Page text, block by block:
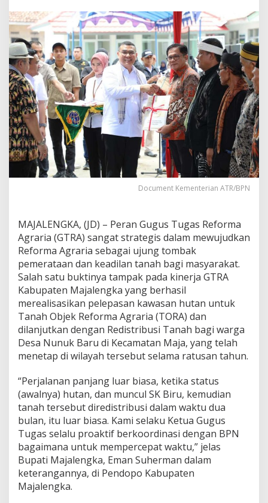
i
G
T
R
A
d
i
M
a
j
a
l
e
n
g
k
s
i
l
a
n
1
.
6
1
B
i
a
g
T
a
n
a
h
B
e
Document Kementerian ATR/BPN
MAJALENGKA, (JD) – Peran Gugus Tugas Reforma
Agraria (GTRA) sangat strategis dalam mewujudkan
Reforma Agraria sebagai ujung tombak
pemerataan dan keadilan tanah bagi masyarakat.
Salah satu buktinya tampak pada kinerja GTRA
Kabupaten Majalengka yang berhasil
merealisasikan pelepasan kawasan hutan untuk
Tanah Objek Reforma Agraria (TORA) dan
dilanjutkan dengan Redistribusi Tanah bagi warga
Desa Nunuk Baru di Kecamatan Maja, yang telah
menetap di wilayah tersebut selama ratusan tahun.
“Perjalanan panjang luar biasa, ketika status
(awalnya) hutan, dan muncul SK Biru, kemudian
tanah tersebut diredistribusi dalam waktu dua
bulan, itu luar biasa. Kami selaku Ketua Gugus
Tugas selalu proaktif berkoordinasi dengan BPN
bagaimana untuk mempercepat waktu,” jelas
Bupati Majalengka, Eman Suherman dalam
keterangannya, di Pendopo Kabupaten
Majalengka.